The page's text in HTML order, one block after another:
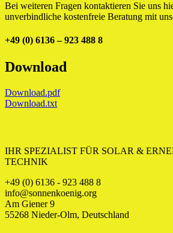
Bei weiteren Fragen kontaktieren Sie uns
unverbindliche kostenfreie Beratung mit
+49 (0) 6136 – 923 488 8
Download
Download.pdf
Download.txt
IHR SPEZIALIST FÜR SOLAR &
TECHNIK
+49 (0) 6136 - 923 488 8
info@sonnenkoenig.org
Am Giener 9
55268 Nieder-Olm, Deutschland